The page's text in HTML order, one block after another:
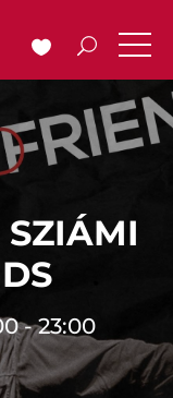
SZIÁMI
- 23:00